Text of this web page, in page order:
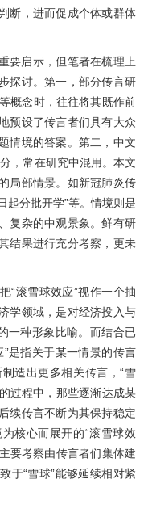
断，进而促成个体或群体
要启示，但笔者在梳理上
探讨。第一，部分传言研
概念时，往往将其既作前
预设了传言者们具有大众
情境的答案。第二，中文
，常在研究中混用。本文
局部情景。如新冠肺炎传
起分批开学”等。情境则是
复杂的中观景象。鲜有研
结果进行充分考察，更未
“滚雪球效应”视作一个抽
学领域，是对经济投入与
一种形象比喻。而结合已
是指关于某一情景的传言
造出更多相关传言，“雪
过程中，那些逐渐达成某
续传言不断为其保持稳定
核心而展开的“滚雪球效
要考察由传言者们集体建
于“雪球”能够延续相对紧